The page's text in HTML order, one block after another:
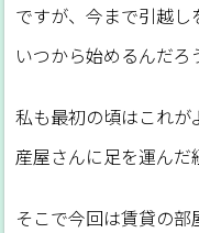
ですが、今まで引越
いつから始めるんだろ
私も最初の頃はこれ
産屋さんに足を運んだ
そこで今回は賃貸の